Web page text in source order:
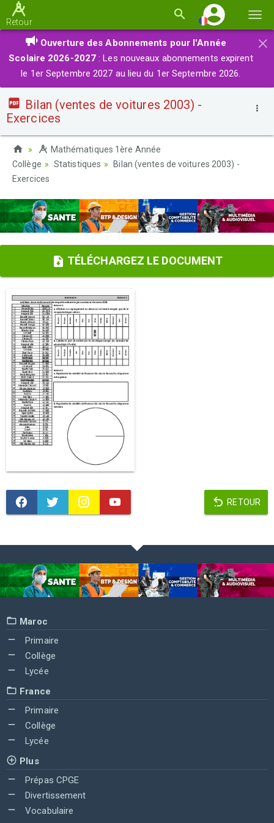
la
Retour
×
Ouverture des Abonnements pour l'Année
Scolaire 2026-2027 : Les nouveaux abonnements expirent
le 1er Septembre 2027 au lieu du 1er Septembre 2026.
Bilan (ventes de voitures 2003) -
Exercices
Mathématiques 1ère Année
Collège
Statistiques
Bilan (ventes de voitures 2003) -
Exercices
TÉLÉCHARGEZ LE DOCUMENT
RETOUR
Maroc
Primaire
Collège
Lycée
France
Primaire
Collège
Lycée
Plus
Prépas CPGE
Divertissement
Vocabulaire